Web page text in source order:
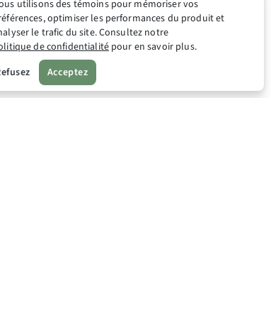
utilisons des témoins pour mémoriser vos
optimiser les performances du produit et
le trafic du site. Consultez notre
de confidentialitépour en savoir plus.
Acceptez